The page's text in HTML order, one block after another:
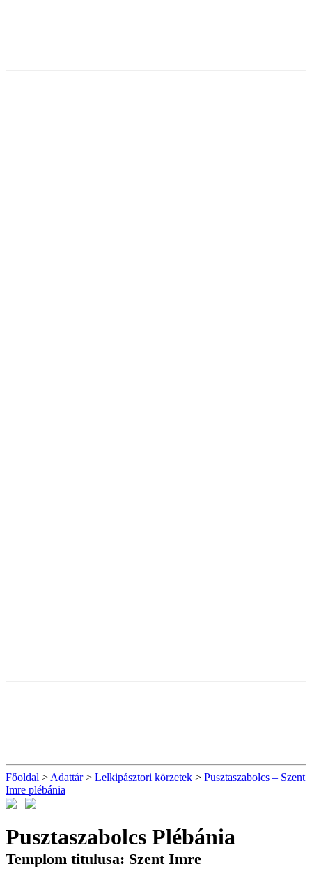
Főoldal > Adattár> Lelkipásztori körzetek > Pusztaszabolcs – Szent
Imre plébánia
Pusztaszabolcs Plébánia
Templom titulusa: Szent Imre